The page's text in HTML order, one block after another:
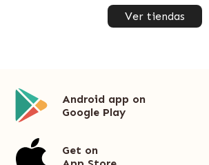
Ver tiendas
Android app on
Google Play
Get on